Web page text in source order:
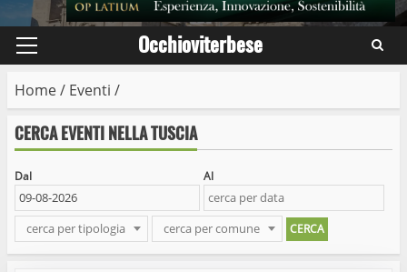
Primary
Occhioviterbese
Home/ Eventi /
CERCA EVENTI NELLA TUSCIA
Dal Al
cerca per tipologia cerca per comune